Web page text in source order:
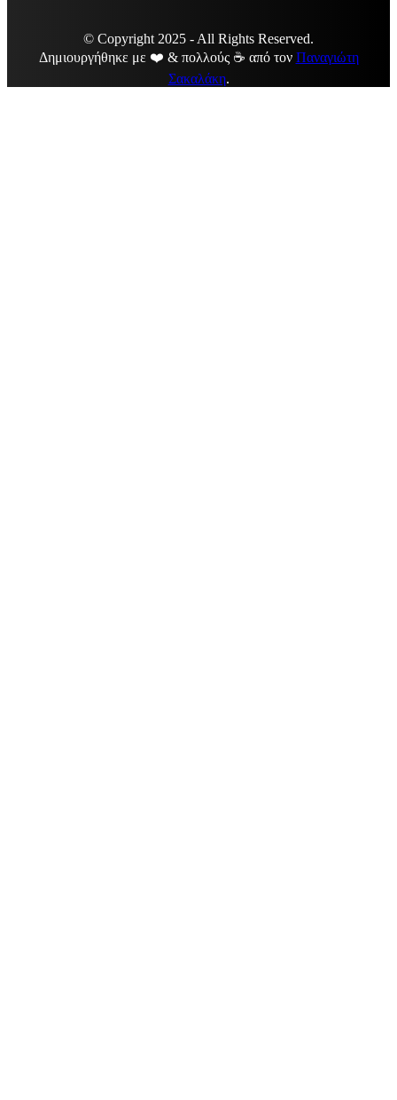
© Copyright 2025 - All Rights Reserved.
Δημιουργήθηκε με ❤️ & πολλούς ☕ από τον Παναγιώτη
Σακαλάκη.